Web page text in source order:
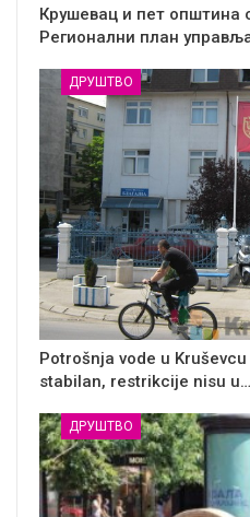
Крушевац и пет општина
Регионални план
ДРУШТВО
Potrošnja vode u
stabilan, restrikcije nisu u…
ДРУШТВО